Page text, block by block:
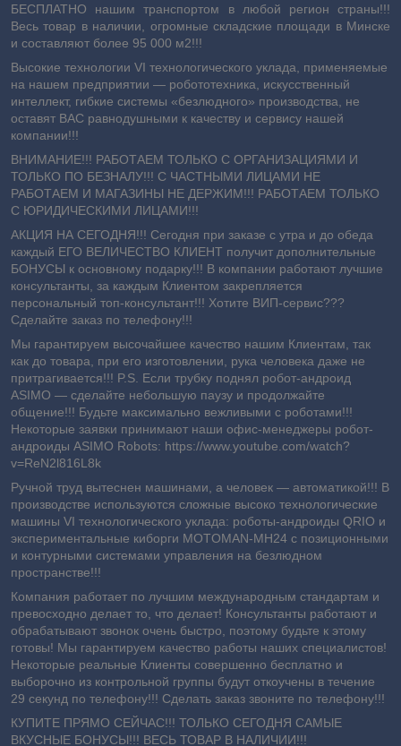
БЕСПЛАТНО нашим транспортом в любой регион страны!!!
Весь товар в наличии, огромные складские площади в Минске
и составляют более 95 000 м2!!!
Высокие технологии VI технологического уклада, применяемые
на нашем предприятии ― робототехника, искусственный
интеллект, гибкие системы «безлюдного» производства, не
оставят ВАС равнодушными к качеству и сервису нашей
компании!!!
ВНИМАНИЕ!!! РАБОТАЕМ ТОЛЬКО С ОРГАНИЗАЦИЯМИ И
ТОЛЬКО ПО БЕЗНАЛУ!!! С ЧАСТНЫМИ ЛИЦАМИ НЕ
РАБОТАЕМ И МАГАЗИНЫ НЕ ДЕРЖИМ!!! РАБОТАЕМ ТОЛЬКО
С ЮРИДИЧЕСКИМИ ЛИЦАМИ!!!
АКЦИЯ НА СЕГОДНЯ!!! Сегодня при заказе с утра и до обеда
каждый ЕГО ВЕЛИЧЕСТВО КЛИЕНТ получит дополнительные
БОНУСЫ к основному подарку!!! В компании работают лучшие
консультанты, за каждым Клиентом закрепляется
персональный топ-консультант!!! Хотите ВИП-сервис???
Сделайте заказ по телефону!!!
Мы гарантируем высочайшее качество нашим Клиентам, так
как до товара, при его изготовлении, рука человека даже не
притрагивается!!! P.S. Если трубку поднял робот-андроид
ASIMO ― сделайте небольшую паузу и продолжайте
общение!!! Будьте максимально вежливыми с роботами!!!
Некоторые заявки принимают наши офис-менеджеры робот-
андроиды ASIMO Robots: https://www.youtube.com/watch?
v=ReN2l816L8k
Ручной труд вытеснен машинами, а человек — автоматикой!!! В
производстве используются сложные высоко технологические
машины VI технологического уклада: роботы-андроиды QRIO и
экспериментальные киборги MOTOMAN-MH24 с позиционными
и контурными системами управления на безлюдном
пространстве!!!
Компания работает по лучшим международным стандартам и
превосходно делает то, что делает! Консультанты работают и
обрабатывают звонок очень быстро, поэтому будьте к этому
готовы! Мы гарантируем качество работы наших специалистов!
Некоторые реальные Клиенты совершенно бесплатно и
выборочно из контрольной группы будут откоучены в течение
29 секунд по телефону!!! Сделать заказ звоните по телефону!!!
КУПИТЕ ПРЯМО СЕЙЧАС!!! ТОЛЬКО СЕГОДНЯ САМЫЕ
ВКУСНЫЕ БОНУСЫ!!! ВЕСЬ ТОВАР В НАЛИЧИИ!!!